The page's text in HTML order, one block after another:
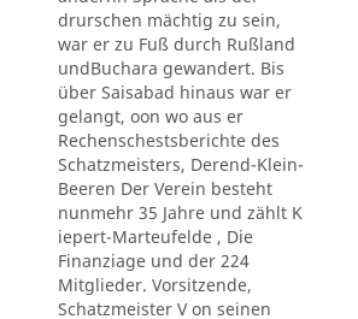
drurschen mächtig zu sein,
war er zu Fuß durch Rußland
undBuchara gewandert. Bis
über Saisabad hinaus war er
gelangt, oon wo aus er
Rechenschestsberichte des
Schatzmeisters, Derend-Klein-
Beeren Der Verein besteht
nunmehr 35 Jahre und zählt K
iepert-Marteufelde , Die
Finanziage und der 224
Mitglieder. Vorsitzende,
Schatzmeister V on seinen